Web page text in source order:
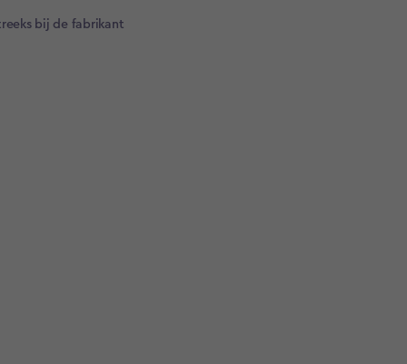
bij de fabrikant